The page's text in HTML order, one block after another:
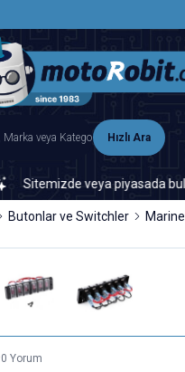
Hızlı Ara
Sitemizde veya piyasada
Butonlar ve Switchler
0 Yorum